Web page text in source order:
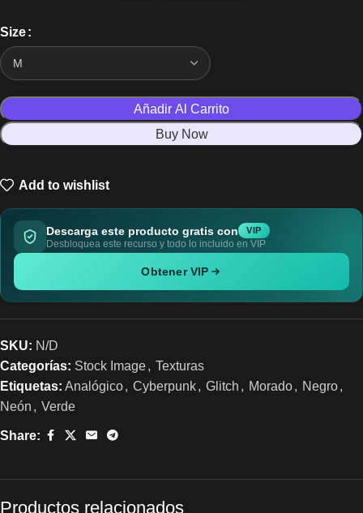
Size
Añadir Al Carrito
Buy Now
Add to wishlist
Descarga este producto gratis con VIP
Desbloquea este recurso y todo lo incluido en VIP
Obtener VIP
SKU: N/D
Categorías: Stock Image, Texturas
Etiquetas: Analógico, Cyberpunk, Glitch , Morado, Negro,
Neón , Verde
Share:
Productos relacionados